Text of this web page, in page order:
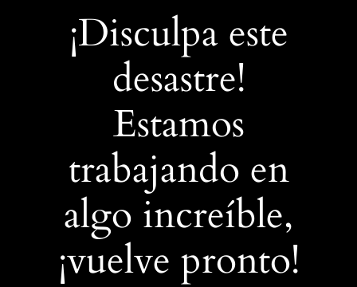
¡Disculpa este
desastre!
Estamos
trabajando en
algo increíble,
¡vuelve pronto!